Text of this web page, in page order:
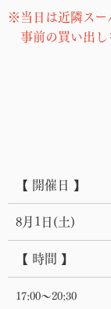
※当日は近隣スー
事前の買い出し
【 開催日 】
8月1日(土)
【 時間 】
17:00～20:30